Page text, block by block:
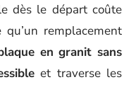
dès le départ coûte
remplacement
en granit sans
et traverse les